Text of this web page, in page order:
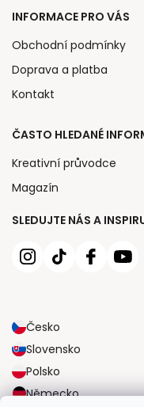
SLEDUJTE NÁS A
Česko
Slovensko
Polsko
Německo
INFORMACE PRO VÁS
Obchodní podmínky
Doprava a platba
Kontakt
ČASTO HLEDANÉ
Kreativní průvodce
Magazín